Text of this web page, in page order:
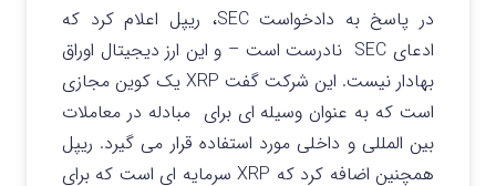
در پاسخ به دادخواست SEC، ریپل اعلام کرد که
ادعای SEC نادرست است – و این ارز دیجیتال اوراق
بهادار نیست. این شرکت گفت XRP یک کوین مجازی
است که به عنوان وسیله ای برای مبادله در معاملات
بین المللی و داخلی مورد استفاده قرار می گیرد. ریپل
همچنین اضافه کرد که XRP سرمایه ای است که برای